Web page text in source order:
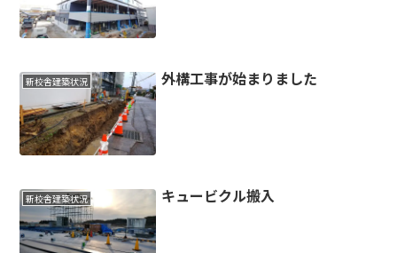
新校舎建築状況 外構工事が始まりました
新校舎建築状況 キュービクル搬入